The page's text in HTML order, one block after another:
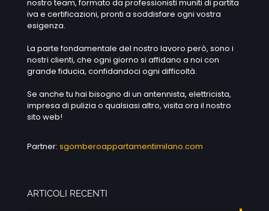
nostro team, formato da professionisti muniti di partita
iva e certificazioni, pronti a soddisfare ogni vostra
esigenza.
La parte fondamentale del nostro lavoro però, sono i
nostri clienti, che ogni giorno si affidano a noi con
grande fiducia, confidandoci ogni difficoltà.
Se anche tu hai bisogno di un antennista, elettricista,
impresa di pulizia o qualsiasi altro, visita ora il nostro
sito web!
Partner: sgomberoappartamentimilano.com
ARTICOLI RECENTI